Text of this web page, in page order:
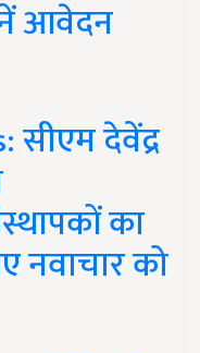
आवेदन
देवेंद्र
का
नवाचार को